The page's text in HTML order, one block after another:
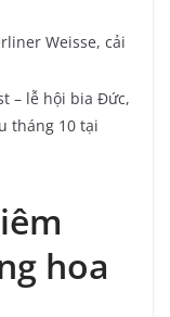
Weisse, cải
– lễ hội bia Đức,
tháng 10 tại
hoa